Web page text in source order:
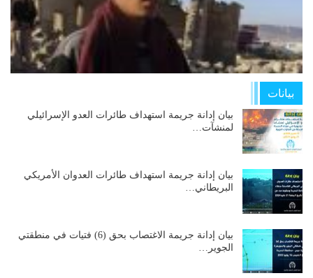
بيانات
بيان إدانة جريمة استهداف طائرات العدو الإسرائيلي
لمنشآت…
بيان إدانة جريمة استهداف طائرات العدوان الأمريكي
البريطاني…
بيان إدانة جريمة الاغتصاب بحق (6) فتيات في منطقتي
الجوير…